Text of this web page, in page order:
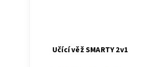
Učící věž SMARTY 2v1